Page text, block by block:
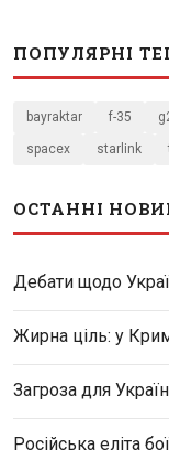
ПОПУЛЯРНІ
bayraktar f-35
spacex starlink
ОСТАННІ
Дебати щодо
Жирна ціль: у
Загроза для
Російська еліта